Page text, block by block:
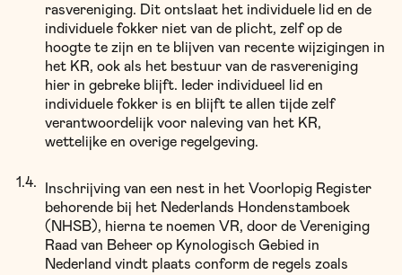
rasvereniging. Dit ontslaat het individuele lid en de
individuele fokker niet van de plicht, zelf op de
hoogte te zijn en te blijven van recente wijzigingen in
het KR, ook als het bestuur van de rasvereniging
hier in gebreke blijft. Ieder individueel lid en
individuele fokker is en blijft te allen tijde zelf
verantwoordelijk voor naleving van het KR,
wettelijke en overige regelgeving.
Inschrijving van een nest in het Voorlopig Register
behorende bij het Nederlands Hondenstamboek
(NHSB), hierna te noemen VR, door de Vereniging
Raad van Beheer op Kynologisch Gebied in
Nederland vindt plaats conform de regels zoals